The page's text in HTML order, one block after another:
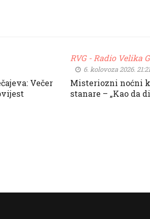
Večer
RVG - Radio Velika
6. kolovoza 2026. 21:21
Misteriozni noćni
stanare – „Kao da